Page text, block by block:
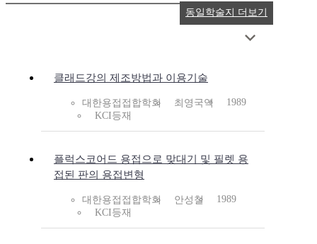
클래드강의 제조방법과 이용기술
대한용접접합학회 최영국역
1989
KCI등재
플럭스코어드 용접으로 맞대기 및 필렛 용
접된 판의 용접변형
대한용접접합학회 안성철
1989
KCI등재
동일학술지 더보기